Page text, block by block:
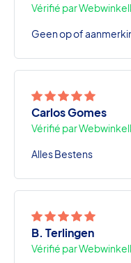
Vérifié par
Geen op of
Carlos Gomes
Vérifié par
Alles Bestens
B. Terlingen
Vérifié par